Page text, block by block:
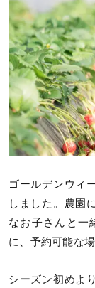
ゴールデンウィ
しました。農園
なお子さんと一
に、予約可能な
シーズン初めよ